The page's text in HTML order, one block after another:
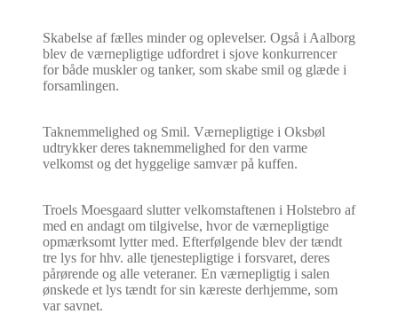
Skabelse af fælles minder og oplevelser. Også i Aalborg
blev de værnepligtige udfordret i sjove konkurrencer
for både muskler og tanker, som skabe smil og glæde i
forsamlingen.
Taknemmelighed og Smil. Værnepligtige i Oksbøl
udtrykker deres taknemmelighed for den varme
velkomst og det hyggelige samvær på kuffen.
Troels Moesgaard slutter velkomstaftenen i Holstebro af
med en andagt om tilgivelse, hvor de værnepligtige
opmærksomt lytter med. Efterfølgende blev der tændt
tre lys for hhv. alle tjenestepligtige i forsvaret, deres
pårørende og alle veteraner. En værnepligtig i salen
ønskede et lys tændt for sin kæreste derhjemme, som
var savnet.